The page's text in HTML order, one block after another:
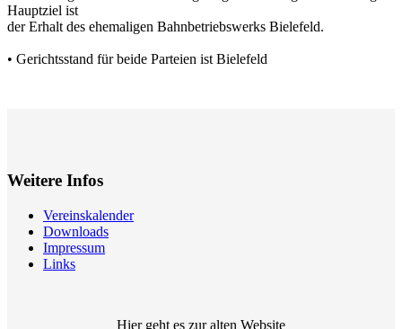
Hauptziel ist
der Erhalt des ehemaligen Bahnbetriebswerks Bielefeld.
• Gerichtsstand für beide Parteien ist Bielefeld
Weitere Infos
Vereinskalender
Downloads
Impressum
Links
Hier geht es zur alten Website